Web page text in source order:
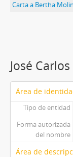
Carta a Bertha
José
Área de
Tipo de entidad
Forma autorizada
del nombre
Área de